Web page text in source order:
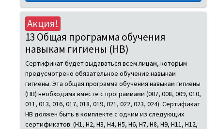
Акция!
13 Общая программа обучения
навыкам гигиены (HB)
Сертификат будет выдаваться всем лицам, которым
предусмотрено обязательное обучение навыкам
гигиены. Эта общая программа обучения навыкам гигиены
(HB) необходима вместе с программами (007, 008, 009, 010,
011, 013, 016, 017, 018, 019, 021, 022, 023, 024). Сертификат
HB должен быть в комплекте с одним из следующих
сертификатов: (H1, H2, H3, H4, H5, H6, H7, H8, H9, H11, H12,